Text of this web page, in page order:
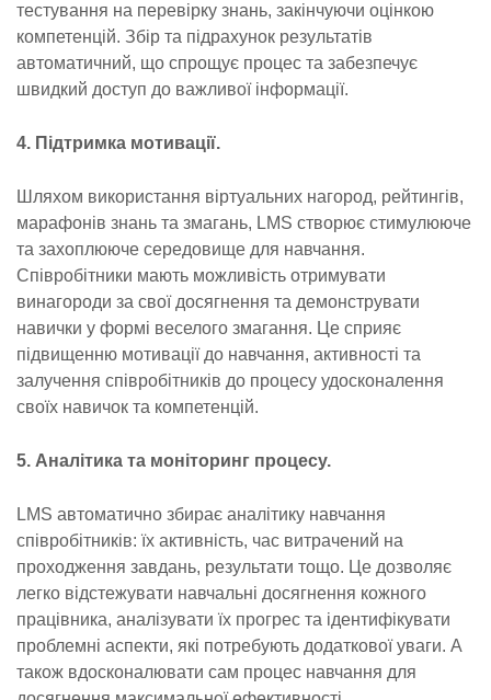
тестування на перевірку знань, закінчуючи оцінкою
компетенцій. Збір та підрахунок результатів
автоматичний, що спрощує процес та забезпечує
швидкий доступ до важливої інформації.
4. Підтримка мотивації.
Шляхом використання віртуальних нагород, рейтингів,
марафонів знань та змагань, LMS створює стимулююче
та захоплююче середовище для навчання.
Співробітники мають можливість отримувати
винагороди за свої досягнення та демонструвати
навички у формі веселого змагання. Це сприяє
підвищенню мотивації до навчання, активності та
залучення співробітників до процесу удосконалення
своїх навичок та компетенцій.
5. Аналітика та моніторинг процесу.
LMS автоматично збирає аналітику навчання
співробітників: їх активність, час витрачений на
проходження завдань, результати тощо. Це дозволяє
легко відстежувати навчальні досягнення кожного
працівника, аналізувати їх прогрес та ідентифікувати
проблемні аспекти, які потребують додаткової уваги. А
також вдосконалювати сам процес навчання для